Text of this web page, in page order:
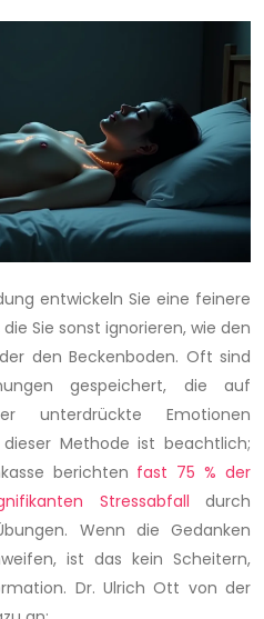
entwickeln Sie eine feinere
Sie sonst ignorieren, wie den
den Beckenboden. Oft sind
gespeichert, die auf
unterdrückte Emotionen
Methode ist beachtlich;
berichten fast 75 % der
Stressabfall durch
Wenn die Gedanken
ist das kein Scheitern,
Dr. Ulrich Ott von der